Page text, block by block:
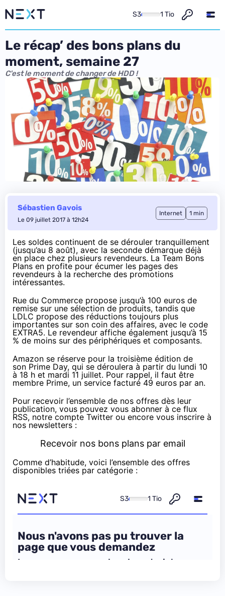
S3 1 Tio
Le récap’ des bons plans du
moment, semaine 27
C'est le moment de changer de HDD !
Sébastien Gavois
Le 09 juillet 2017 à 12h24
Internet 1 min
Les soldes continuent de se dérouler tranquillement
(jusqu’au 8 août), avec la seconde démarque déjà
en place chez plusieurs revendeurs. La Team Bons
Plans en profite pour écumer les pages des
revendeurs à la recherche des promotions
intéressantes.
Rue du Commerce propose jusqu’à 100 euros de
remise sur une sélection de produits, tandis que
LDLC propose des réductions toujours plus
importantes sur son coin des affaires, avec le code
EXTRA5. Le revendeur affiche également jusqu’à 15
% de moins sur des périphériques et composants.
Amazon se réserve pour la troisième édition de
son Prime Day, qui se déroulera à partir du lundi 10
à 18 h et mardi 11 juillet. Pour rappel, il faut être
membre Prime, un service facturé 49 euros par an.
Pour recevoir l’ensemble de nos offres dès leur
publication, vous pouvez vous abonner à ce flux
RSS, notre compte Twitter ou encore vous inscrire à
nos newsletters :
Recevoir nos bons plans par email
Comme d’habitude, voici l’ensemble des offres
disponibles triées par catégorie :